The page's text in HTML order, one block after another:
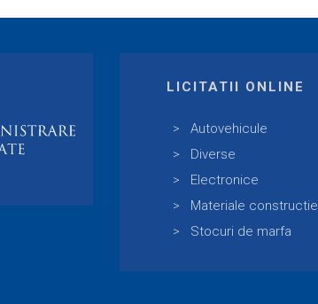
LICITATII ONLINE
Autovehicule
Diverse
Electronice
Materiale constructie
Stocuri de marfa